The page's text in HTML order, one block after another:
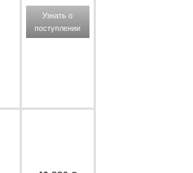
Узнать о
поступлении